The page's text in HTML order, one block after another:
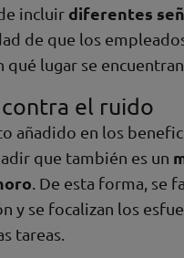
incluir diferentes
de que los
lugar se encuentran.
el ruido
añadido en los
que también es un
. De esta forma, se
y se focalizan los
tareas.